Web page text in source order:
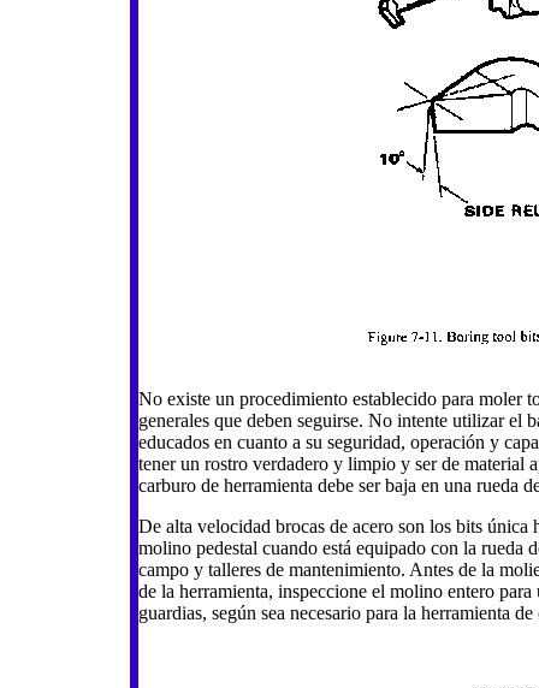
No existe un procedimiento establecido para moler
generales que deben seguirse. No intente utilizar el
educados en cuanto a su seguridad, operación y
tener un rostro verdadero y limpio y ser de material
carburo de herramienta debe ser baja en una rueda
De alta velocidad brocas de acero son los bits única
molino pedestal cuando está equipado con la rueda
campo y talleres de mantenimiento. Antes de la
de la herramienta, inspeccione el molino entero
guardias, según sea necesario para la herramienta